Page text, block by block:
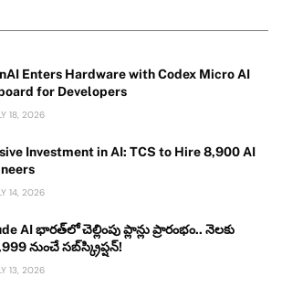
Enters Hardware with Codex Micro AI
for Developers
18, 2026
Investment in AI: TCS to Hire 8,900 AI
14, 2026
AI భారత్‌లో చెల్లింపు ప్లాన్లు ప్రారంభం.. నెలకు
నుంచే సబ్‌స్క్రిప్షన్!
13, 2026